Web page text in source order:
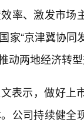
率、激发市
家“京津冀协
动两地经济转
表示，做好
公司持续健